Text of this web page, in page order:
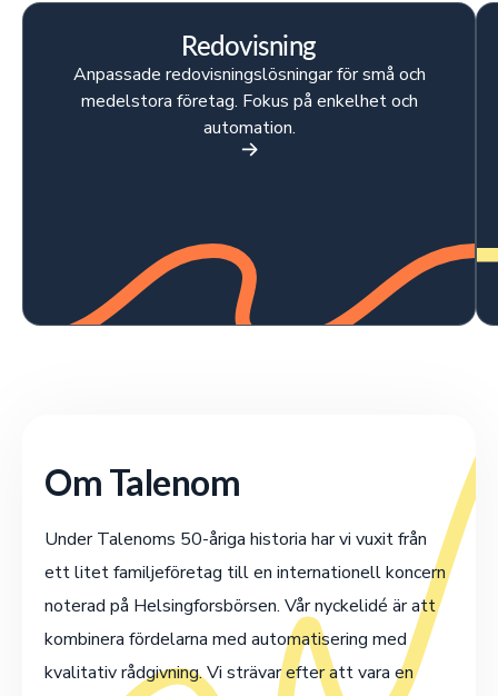
Redovisning
Anpassade redovisningslösningar för små och
medelstora företag. Fokus på enkelhet och
automation.
Om Talenom
Under Talenoms 50-åriga historia har vi vuxit från
ett litet familjeföretag till en internationell koncern
noterad på Helsingforsbörsen. Vår nyckelidé är att
kombinera fördelarna med automatisering med
kvalitativ rådgivning. Vi strävar efter att vara en